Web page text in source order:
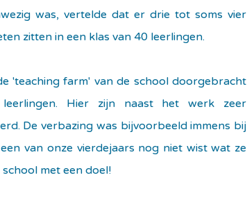
was, vertelde dat er drie tot soms vier
zitten in een klas van 40 leerlingen.
'teaching farm' van de school doorgebracht
Hier zijn naast het werk zeer
De verbazing was bijvoorbeeld immens bij
van onze vierdejaars nog niet wist wat ze
met een doel!